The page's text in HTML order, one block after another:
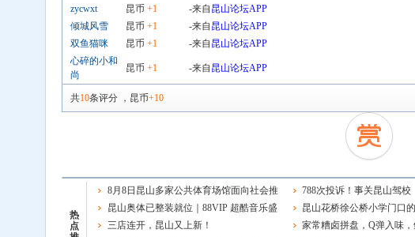
zycwxt
昆币 +1 -来自 昆山论坛APP
倾城风雪
昆币 +1 -来自 昆山论坛APP
双鱼猫咪
昆币 +1 -来自 昆山论坛APP
心碎的小和
尚
昆币 +1 -来自 昆山论坛APP
共10条评分 ， 昆币+10
热
点
8月8日昆山多家公共体育场馆面向社会推
出免费开放服务
昆山奥体已整装就位｜88VIP 超酷音乐盛
典即将开唱
三店连开，昆山又上新！
788次投诉！事关昆山驾校
昆山花桥徐公桥小学门口
一新家常糟卤拼盘，Q弹入味